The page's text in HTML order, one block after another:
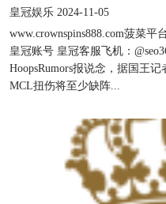
皇冠娱乐 2024-11-05
www.crownspins888.com菠菜
皇冠账号 皇冠客服飞机：
HoopsRumors报说念，据国王
MCL扭伤将至少缺阵...